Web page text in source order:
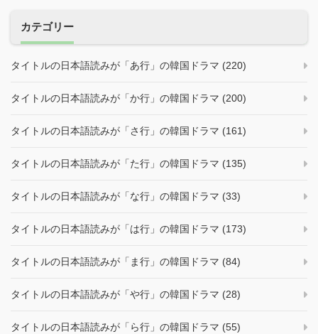
カテゴリー
タイトルの日本語読みが「あ行」の韓国ドラマ (220)
タイトルの日本語読みが「か行」の韓国ドラマ (200)
タイトルの日本語読みが「さ行」の韓国ドラマ (161)
タイトルの日本語読みが「た行」の韓国ドラマ (135)
タイトルの日本語読みが「な行」の韓国ドラマ (33)
タイトルの日本語読みが「は行」の韓国ドラマ (173)
タイトルの日本語読みが「ま行」の韓国ドラマ (84)
タイトルの日本語読みが「や行」の韓国ドラマ (28)
タイトルの日本語読みが「ら行」の韓国ドラマ (55)